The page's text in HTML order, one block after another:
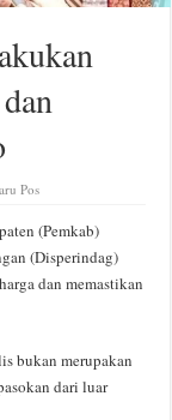
Pos
(Pemkab)
(Disperindag)
dan memastikan
bukan merupakan
dari luar